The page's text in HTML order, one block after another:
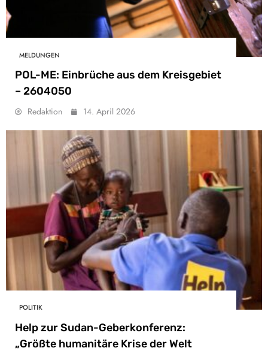
MELDUNGEN
POL-ME: Einbrüche aus dem Kreisgebiet
– 2604050
Redaktion 14. April 2026
POLITIK
Help zur Sudan-Geberkonferenz:
„Größte humanitäre Krise der Welt